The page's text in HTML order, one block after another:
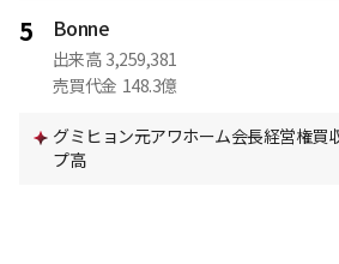
5 Bonne
出来高 3,259,381
売買代金 148.3億
グミヒョン元アワホーム会長経営権買
プ高